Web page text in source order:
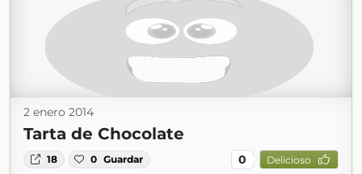
2 enero 2014
Tarta de Chocolate
18 0 Guardar 0 Delicioso